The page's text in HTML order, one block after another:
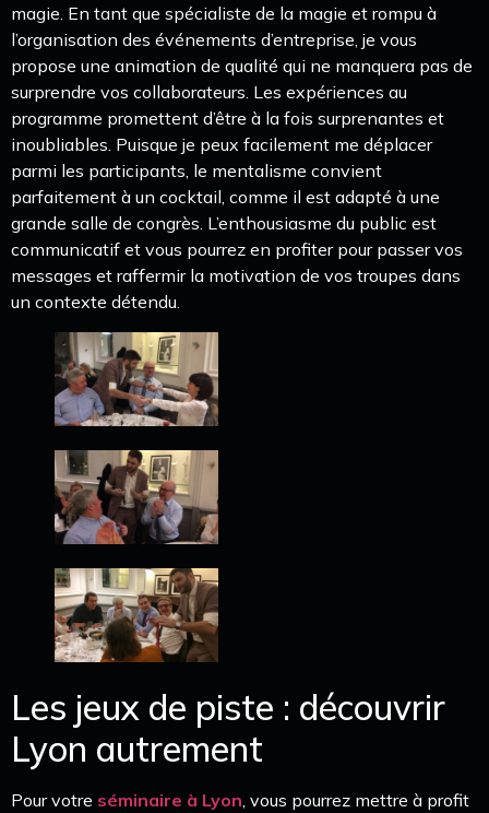
magie. En tant que spécialiste de la magie et rompu à
l’organisation des événements d’entreprise, je vous
propose une animation de qualité qui ne manquera pas de
surprendre vos collaborateurs. Les expériences au
programme promettent d’être à la fois surprenantes et
inoubliables. Puisque je peux facilement me déplacer
parmi les participants, le mentalisme convient
parfaitement à un cocktail, comme il est adapté à une
grande salle de congrès. L’enthousiasme du public est
communicatif et vous pourrez en profiter pour passer vos
messages et raffermir la motivation de vos troupes dans
un contexte détendu.
Les jeux de piste : découvrir
Lyon autrement
Pour votre séminaire à Lyon , vous pourrez mettre à profit